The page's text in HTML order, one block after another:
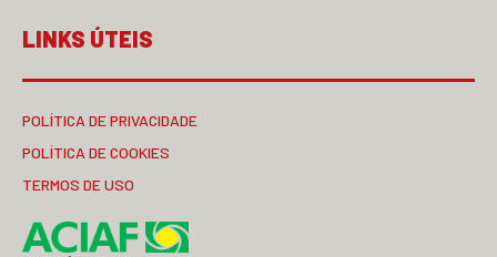
LINKS ÚTEIS
POLÍTICA DE PRIVACIDADE
POLÍTICA DE COOKIES
TERMOS DE USO